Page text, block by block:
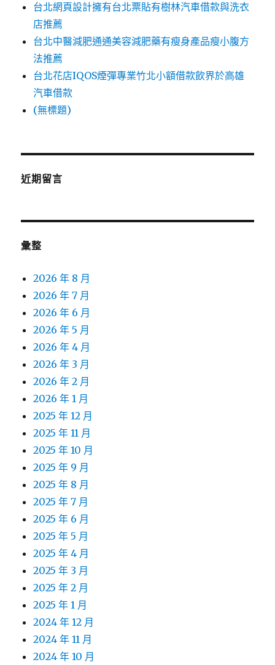
台北網頁設計擁有台北票貼有樹林汽車借款與洗衣
店推薦
台北中醫減肥通通美容減肥藥有瘦身產品瘦小腹方
法推薦
台北花店IQOS煙彈專業竹北小額借款飲界於高雄
汽車借款
(無標題)
近期留言
彙整
2026 年 8 月
2026 年 7 月
2026 年 6 月
2026 年 5 月
2026 年 4 月
2026 年 3 月
2026 年 2 月
2026 年 1 月
2025 年 12 月
2025 年 11 月
2025 年 10 月
2025 年 9 月
2025 年 8 月
2025 年 7 月
2025 年 6 月
2025 年 5 月
2025 年 4 月
2025 年 3 月
2025 年 2 月
2025 年 1 月
2024 年 12 月
2024 年 11 月
2024 年 10 月